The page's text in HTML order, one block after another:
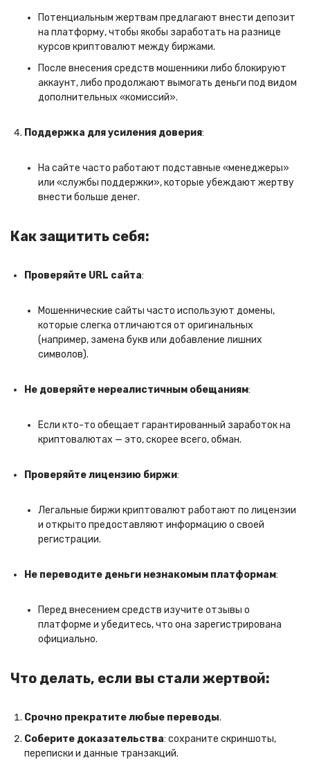
Потенциальным жертвам предлагают внести депозит
на платформу, чтобы якобы заработать на разнице
курсов криптовалют между биржами.
После внесения средств мошенники либо блокируют
аккаунт, либо продолжают вымогать деньги под видом
дополнительных «комиссий».
Поддержка для усиления доверия:
На сайте часто работают подставные «менеджеры»
или «службы поддержки», которые убеждают жертву
внести больше денег.
Как защитить себя:
Проверяйте URL сайта:
Мошеннические сайты часто используют домены,
которые слегка отличаются от оригинальных
(например, замена букв или добавление лишних
символов).
Не доверяйте нереалистичным обещаниям:
Если кто-то обещает гарантированный заработок на
криптовалютах — это, скорее всего, обман.
Проверяйте лицензию биржи:
Легальные биржи криптовалют работают по лицензии
и открыто предоставляют информацию о своей
регистрации.
Не переводите деньги незнакомым платформам:
Перед внесением средств изучите отзывы о
платформе и убедитесь, что она зарегистрирована
официально.
Что делать, если вы стали жертвой:
Срочно прекратите любые переводы.
Соберите доказательства: сохраните скриншоты,
переписки и данные транзакций.